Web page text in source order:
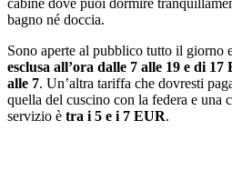
cabine dove puoi dormire
bagno né doccia.
Sono aperte al pubblico tutto il giorno
esclusa all’ora dalle 7 alle 19 e di
alle 7. Un’altra tariffa che dovresti
quella del cuscino con la federa e una
servizio è tra i 5 e i 7 EUR.